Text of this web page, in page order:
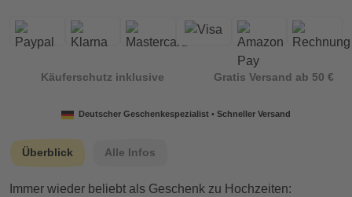
Käuferschutz inklusive Gratis Versand ab 50 €
Deutscher Geschenkespezialist • Schneller Versand
Überblick Alle Infos
Immer wieder beliebt als Geschenk zu Hochzeiten: